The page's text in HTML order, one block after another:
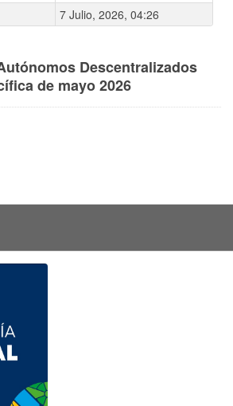
7 Julio, 2026, 04:26
Descentralizados
de mayo 2026